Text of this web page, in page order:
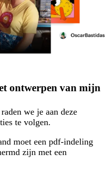
ontwerpen van mijn
we je aan deze
te volgen.
moet een pdf-indeling
zijn met een